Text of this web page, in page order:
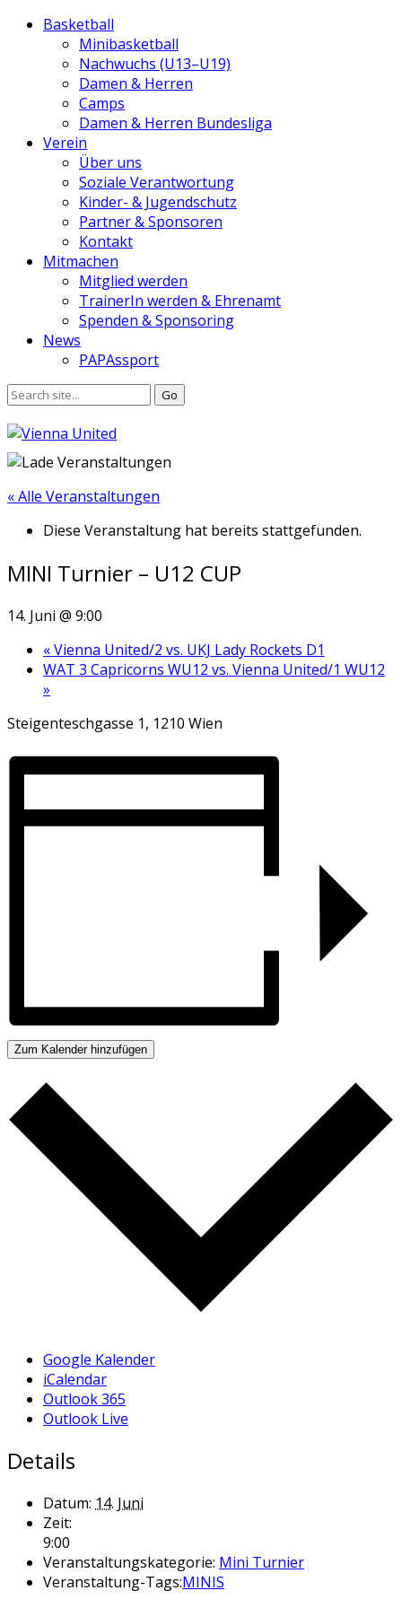
Basketball
Minibasketball
Nachwuchs (U13–U19)
Damen & Herren
Camps
Damen & Herren Bundesliga
Verein
Über uns
Soziale Verantwortung
Kinder- & Jugendschutz
Partner & Sponsoren
Kontakt
Mitmachen
Mitglied werden
TrainerIn werden & Ehrenamt
Spenden & Sponsoring
News
PAPAssport
« Alle Veranstaltungen
Diese Veranstaltung hat bereits stattgefunden.
MINI Turnier – U12 CUP
14. Juni @ 9:00
«Vienna United/2 vs. UKJ Lady Rockets D1
WAT 3 Capricorns WU12 vs. Vienna United/1 WU12
»
Steigenteschgasse 1, 1210 Wien
Zum Kalender hinzufügen
Google Kalender
iCalendar
Outlook 365
Outlook Live
Details
Datum: 14. Juni
Zeit:
9:00
Veranstaltungskategorie: Mini Turnier
Veranstaltung-Tags:MINIS